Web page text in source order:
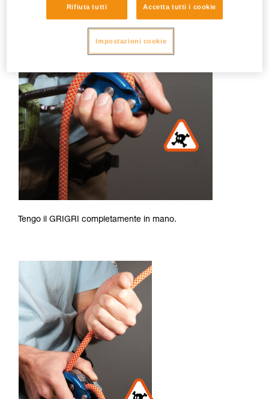
Tengo il GRIGRI completamente in mano.
Rifiuta tutti Accetta tutti i cookie
Impostazioni cookie